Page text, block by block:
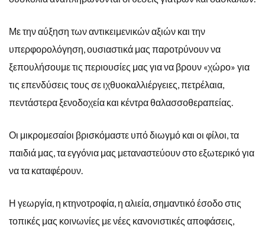
Με την αύξηση των αντικειμενικών αξιών και την
υπερφορολόγηση, ουσιαστικά μας παροτρύνουν να
ξεπουλήσουμε τις περιουσίες μας για να βρουν «χώρο» για
τις επενδύσεις τους σε ιχθυοκαλλιέργειες, πετρέλαια,
πεντάστερα ξενοδοχεία και κέντρα θαλασσοθεραπείας.
Οι μικρομεσαίοι βρισκόμαστε υπό διωγμό και οι φίλοι, τα
παιδιά μας, τα εγγόνια μας μεταναστεύουν στο εξωτερικό για
να τα καταφέρουν.
Η γεωργία, η κτηνοτροφία, η αλιεία, σημαντικό έσοδο στις
τοπικές μας κοινωνίες με νέες κανονιστικές αποφάσεις,